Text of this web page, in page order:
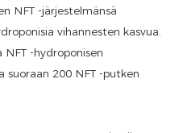
NFT -järjestelmänsä
vihannesten kasvua.
-hydroponisen
200 NFT -putken